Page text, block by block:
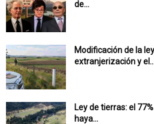
de...
Modificación de la
extranjerización y
Ley de tierras: el
haya...